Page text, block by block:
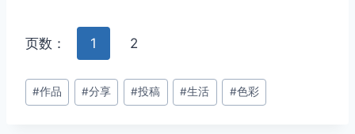
页数： 1 2
文
章
#作品 #分享 #投稿 #生活 #色彩